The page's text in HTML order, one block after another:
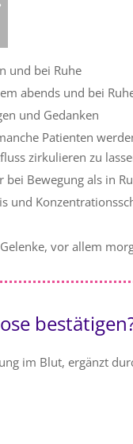
und bei Ruhe
abends und bei
und Gedanken
Patienten
zirkulieren zu
bei Bewegung als in
und
vor allem
im Blut, ergänzt